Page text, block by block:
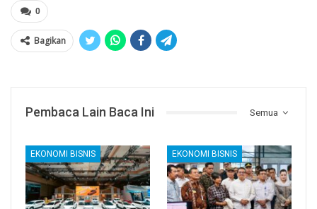
0
Bagikan
Semua
Pembaca Lain Baca Ini
EKONOMI BISNIS EKONOMI BISNIS